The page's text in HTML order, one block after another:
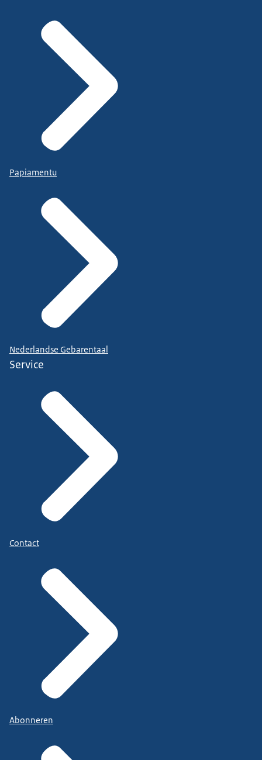
Papiamentu
Nederlandse Gebarentaal
Service
Contact
Abonneren